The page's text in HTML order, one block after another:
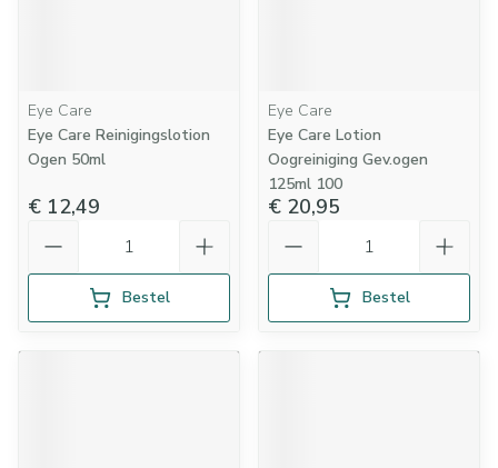
Eye Care
Eye Care Reinigingslotion
Ogen 50ml
€ 12,49
Bestel
Eye Care
Eye Care Lotion
Oogreiniging Gev.ogen
125ml 100
€ 20,95
Bestel